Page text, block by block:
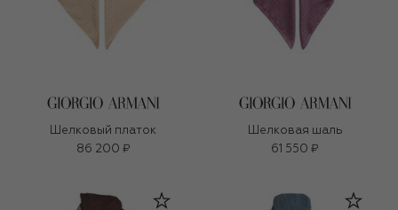
Шелковый платок
86 200 ₽
Шелковая шаль
61 550 ₽